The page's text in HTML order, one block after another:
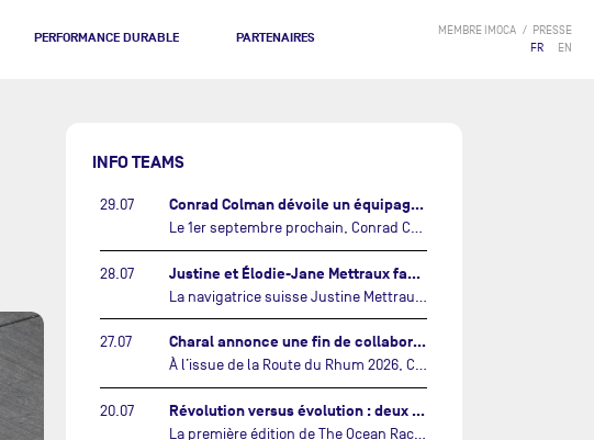
PERFORMANCE DURABLE PARTENAIRES MEMBRE IMOCA
PRESSE
FR
EN
INFO TEAMS
29.07 Conrad Colman dévoile un équipage 100% néo-zélandais tourné vers l'avenir…
Le 1er septembre prochain, Conrad Colman prendra le départ de la première édition de The Ocean Race Atlantic, une nouvelle course IMOCA en équipage reliant New York à Lorient. À bord de MSIG Europe, le skipper néo-zélandais sera entouré de trois jeunes talents issus de la voile néo-zélandaise : Megan Thomson, Anna Merchant et Aaron Hume-Merry.…
28.07 Justine et Élodie-Jane Mettraux face à face sur la transatlantique The Ocean Race Atlantic…
27.07 Charal annonce une fin de collaboration avec Jérémie Beyou et le Beyou Racing après la Route du Rhum…
À l’issue de la Route du Rhum 2026, Charal et le Beyou Racing mettront fin à leur collaboration. Il a été décidé de manière concertée, après dix ans d’une collaboration riche et performante, d’ouvrir une nouvelle ère pour le projet du Charal Sailing Team.…
20.07 Révolution versus évolution : deux nouveaux IMOCA très différents se préparent pour The Ocean Race Atlantic…